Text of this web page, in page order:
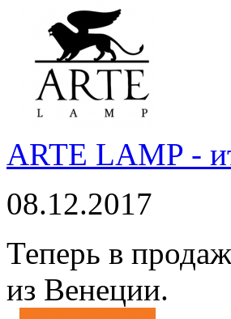
ARTE LAMP -
08.12.2017
Теперь в
из Венеции.